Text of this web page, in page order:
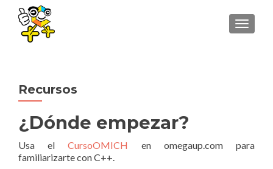
Recursos
¿Dónde empezar?
Usa elCursoOMICH en omegaup.com para
familiarizarte con C++.